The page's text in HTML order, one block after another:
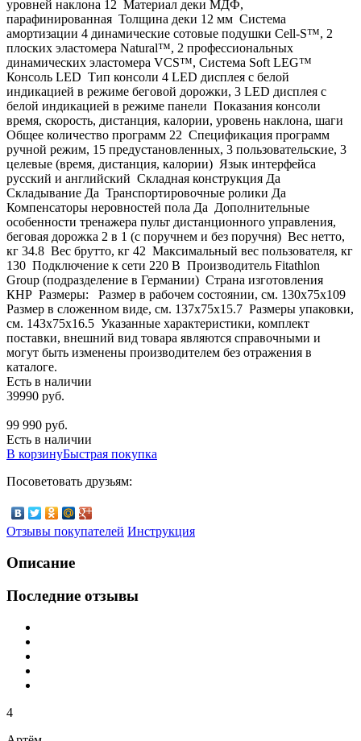
уровней наклона 12 Материал деки МДФ,
парафинированная Толщина деки 12 мм Система
амортизации 4 динамические сотовые подушки Cell-S™, 2
плоских эластомера Natural™, 2 профессиональных
динамических эластомера VCS™, Система Soft LEG™
Консоль LED Тип консоли 4 LED дисплея с белой
индикацией в режиме беговой дорожки, 3 LED дисплея с
белой индикацией в режиме панели Показания консоли
время, скорость, дистанция, калории, уровень наклона, шаги
Общее количество программ 22 Спецификация программ
ручной режим, 15 предустановленных, 3 пользовательские, 3
целевые (время, дистанция, калории) Язык интерфейса
русский и английский Складная конструкция Да
Складывание Да Транспортировочные ролики Да
Компенсаторы неровностей пола Да Дополнительные
особенности тренажера пульт дистанционного управления,
беговая дорожка 2 в 1 (с поручнем и без поручня) Вес нетто,
кг 34.8 Вес брутто, кг 42 Максимальный вес пользователя, кг
130 Подключение к сети 220 В Производитель Fitathlon
Group (подразделение в Германии) Страна изготовления
КНР Размеры: Размер в рабочем состоянии, см. 130х75x109
Размер в сложенном виде, см. 137х75x15.7 Размеры упаковки,
см. 143х75x16.5 Указанные характеристики, комплект
поставки, внешний вид товара являются справочными и
могут быть изменены производителем без отражения в
каталоге.
Есть в наличии
39990 руб.
99 990 руб.
Есть в наличии
В корзинуБыстрая покупка
Посоветовать друзьям:
Отзывы покупателей Инструкция
Описание
Последние отзывы
4